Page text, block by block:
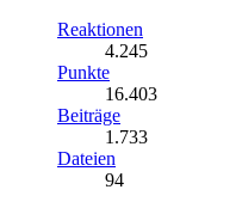
Reaktionen
4.245
Punkte
16.403
Beiträge
1.733
Dateien
94